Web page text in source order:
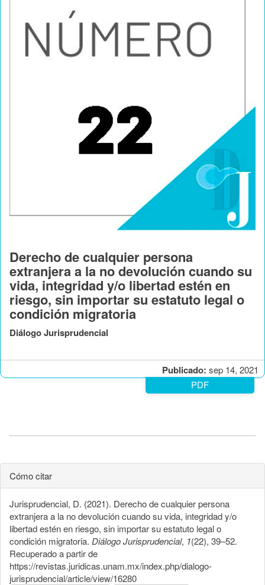
Publicado: sep 14, 2021
Derecho de cualquier persona
extranjera a la no devolución cuando su
vida, integridad y/o libertad estén en
riesgo, sin importar su estatuto legal o
condición migratoria
Diálogo Jurisprudencial
PDF
Cómo citar
Jurisprudencial, D. (2021). Derecho de cualquier persona
extranjera a la no devolución cuando su vida, integridad y/o
libertad estén en riesgo, sin importar su estatuto legal o
condición migratoria. Diálogo Jurisprudencial, 1(22), 39–52.
Recuperado a partir de
https://revistas.juridicas.unam.mx/index.php/dialogo-
jurisprudencial/article/view/16280